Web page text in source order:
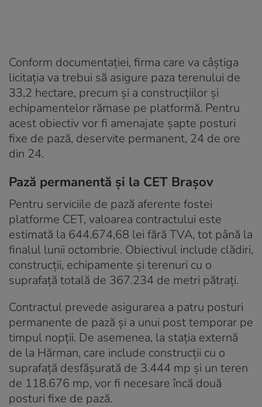
Conform documentației, firma care va câștiga
licitația va trebui să asigure paza terenului de
33,2 hectare, precum și a construcțiilor și
echipamentelor rămase pe platformă. Pentru
acest obiectiv vor fi amenajate șapte posturi
fixe de pază, deservite permanent, 24 de ore
din 24.
Pază permanentă și la CET Brașov
Pentru serviciile de pază aferente fostei
platforme CET, valoarea contractului este
estimată la 644.674,68 lei fără TVA, tot până la
finalul lunii octombrie. Obiectivul include clădiri,
construcții, echipamente și terenuri cu o
suprafață totală de 367.234 de metri pătrați.
Contractul prevede asigurarea a patru posturi
permanente de pază și a unui post temporar pe
timpul nopții. De asemenea, la stația externă
de la Hărman, care include construcții cu o
suprafață desfășurată de 3.444 mp și un teren
de 118.676 mp, vor fi necesare încă două
posturi fixe de pază.